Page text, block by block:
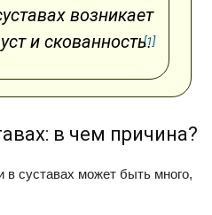
возникает
и скованность.
[1]
в чем причина?
в суставах может быть много,